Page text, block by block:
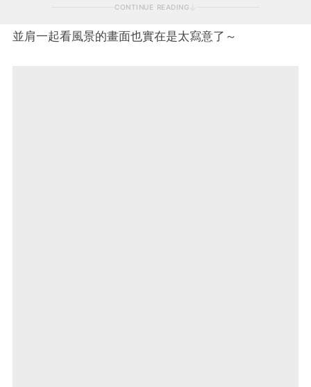
CONTINUE READING
並肩一起看風景的畫面也實在是太寫意了～